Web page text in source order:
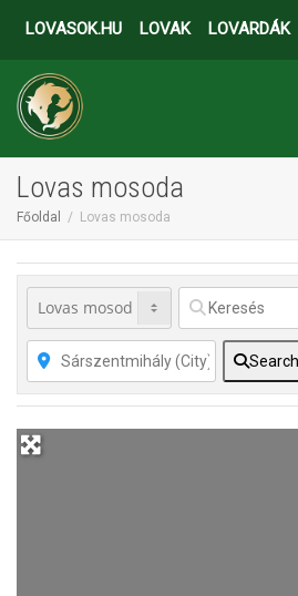
LOVASOK.HU LOVAK LOVARDÁK
Lovas mosoda
Főoldal Lovas mosoda
Search